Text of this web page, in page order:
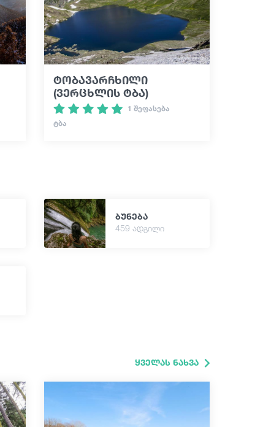
ტობავარჩხილი
(ვერცხლის ტბა)
1 შეფასება
ᲢᲑᲐ
ბუნება
459 ადგილი
ყველას ნახვა